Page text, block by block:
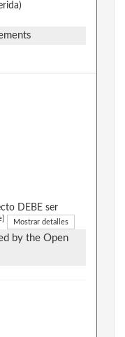
DEBE ser
Mostrar detalles
by the Open